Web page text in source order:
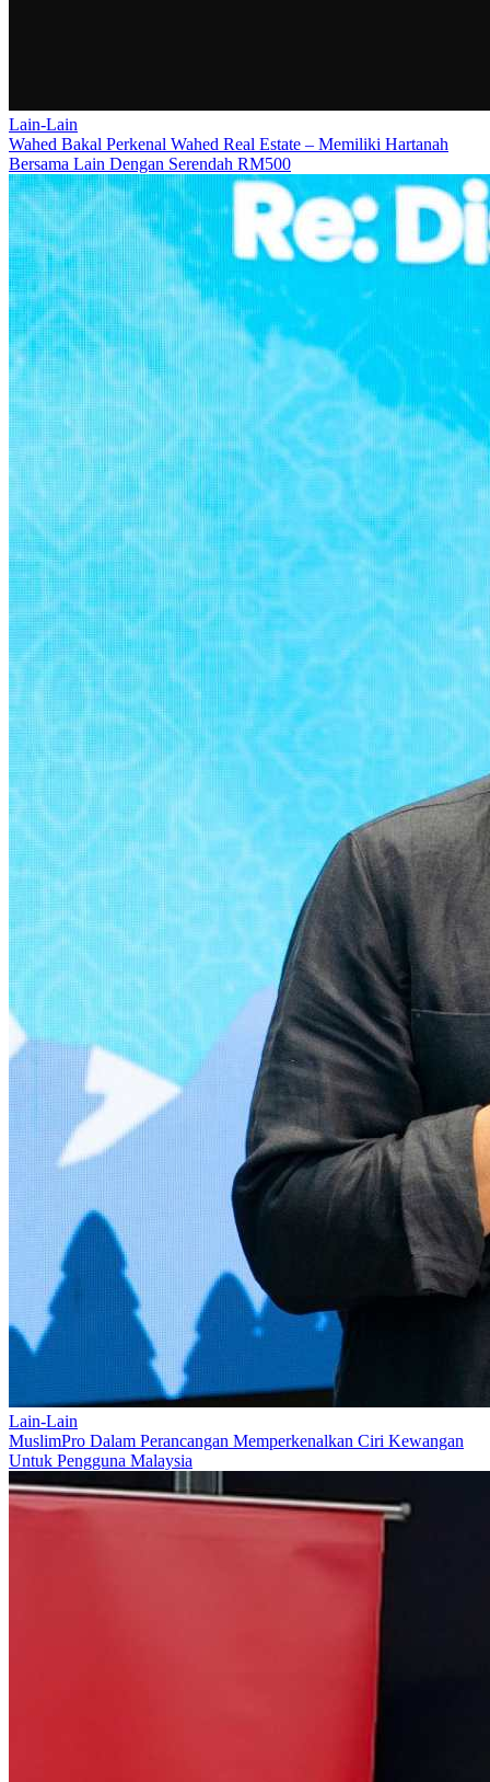
Lain-Lain
Wahed Bakal Perkenal Wahed Real Estate – Memiliki Hartanah
Bersama Lain Dengan Serendah RM500
Lain-Lain
MuslimPro Dalam Perancangan Memperkenalkan Ciri Kewangan
Untuk Pengguna Malaysia